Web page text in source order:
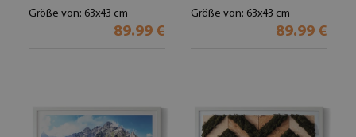
Größe von: 63x43 cm
89.99 €
Größe von: 63x43 cm
89.99 €